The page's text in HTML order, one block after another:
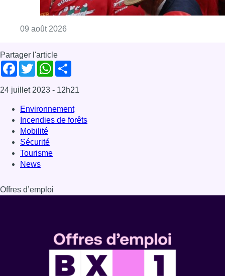
09 août 2026
Partager l'article
Facebook
TwitterWhatsApp
24 juillet 2023 - 12h21
Environnement
Incendies de forêts
Mobilité
Sécurité
Tourisme
News
Offres d’emploi